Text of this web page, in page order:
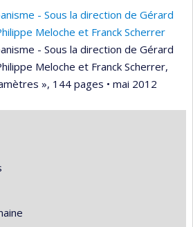
- Sous la direction de Gérard
Meloche et Franck Scherrer
- Sous la direction de Gérard
Meloche et Franck Scherrer,
», 144 pages • mai 2012